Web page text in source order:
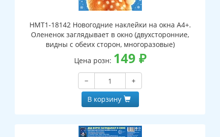
НМТ1-18142 Новогодние наклейки на окна А4+.
Олененок заглядывает в окно (двухсторонние,
видны с обеих сторон, многоразовые)
Цена розн: 149 ₽
−
+
В корзину